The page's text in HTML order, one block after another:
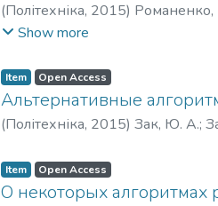
(Політехніка, 2015) Романенко,
Леонідович;Romanenko, V. D.
Show more
Item Open Access
Альтернативные
(Політехніка, 2015) Зак, Ю. А.;
Item Open Access
О некоторых